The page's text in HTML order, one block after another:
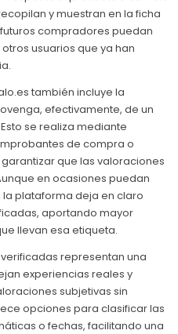
y muestran en la ficha
compradores puedan
usuarios que ya han
también incluye la
efectivamente, de un
se realiza mediante
de compra o
que las valoraciones
en ocasiones puedan
plataforma deja en claro
aportando mayor
llevan esa etiqueta.
representan una
experiencias reales y
subjetivas sin
opciones para clasificar las
o fechas, facilitando una